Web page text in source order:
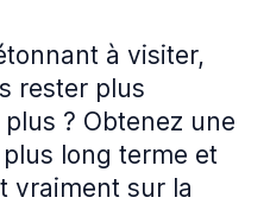
à visiter,
rester plus
? Obtenez une
long terme et
vraiment sur la